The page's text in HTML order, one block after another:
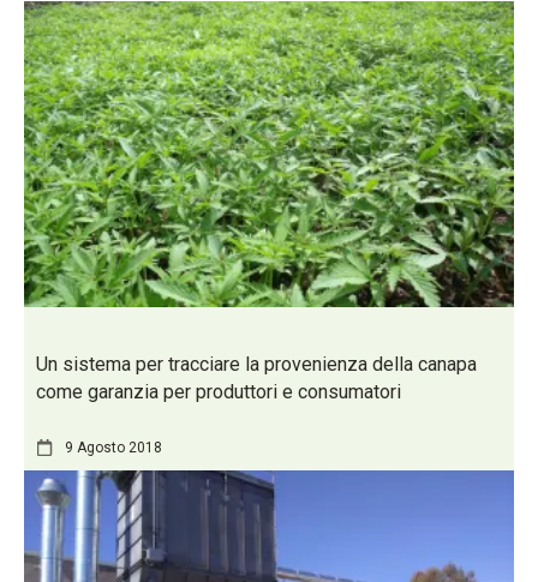
Un sistema per tracciare la provenienza della canapa
come garanzia per produttori e consumatori
9 Agosto 2018